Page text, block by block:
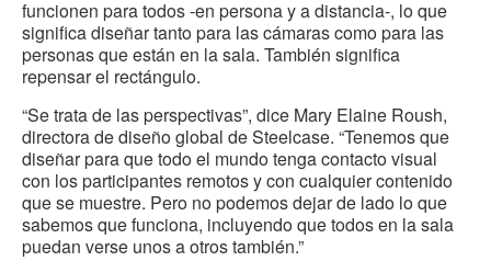
funcionen para todos -en persona y a distancia-, lo que
significa diseñar tanto para las cámaras como para las
personas que están en la sala. También significa
repensar el rectángulo.
“Se trata de las perspectivas”, dice Mary Elaine Roush,
directora de diseño global de Steelcase. “Tenemos que
diseñar para que todo el mundo tenga contacto visual
con los participantes remotos y con cualquier contenido
que se muestre. Pero no podemos dejar de lado lo que
sabemos que funciona, incluyendo que todos en la sala
puedan verse unos a otros también.”